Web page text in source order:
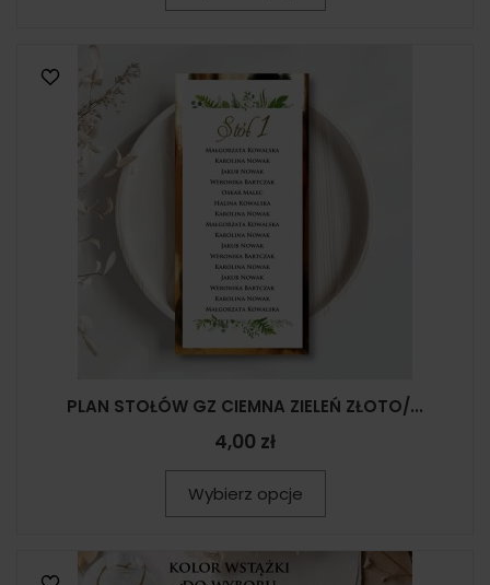
PLAN STOŁÓW GZ CIEMNA ZIELEŃ ZŁOTO/...
4,00 zł
Wybierz opcje